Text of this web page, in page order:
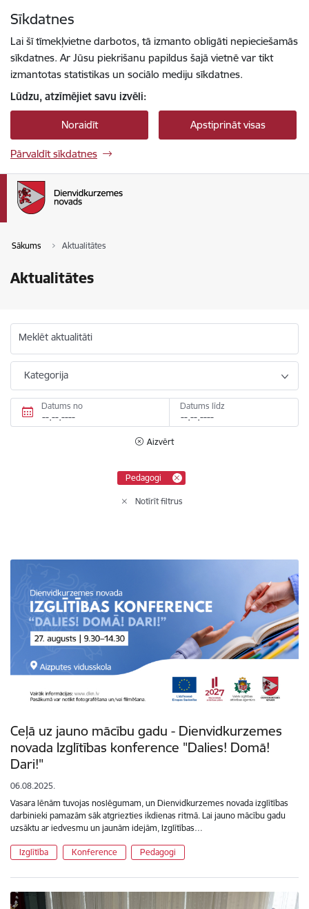
Sīkdatnes
Lai šī tīmekļvietne darbotos, tā izmanto obligāti nepieciešamās
sīkdatnes. Ar Jūsu piekrišanu papildus šajā vietnē var tikt
izmantotas statistikas un sociālo mediju sīkdatnes.
Lūdzu, atzīmējiet savu izvēli:
Noraidīt Apstiprināt visas
Pārvaldīt sīkdatnes
Sākums Aktualitātes
Aktualitātes
Meklēt aktualitāti
Kategorija
Datums no Datums līdz
Aizvērt
Pedagogi
Notīrīt filtrus
Ceļā uz jauno mācību gadu - Dienvidkurzemes
novada Izglītības konference "Dalies! Domā!
Dari!"
06.08.2025.
Vasara lēnām tuvojas noslēgumam, un Dienvidkurzemes novada izglītības
darbinieki pamazām sāk atgriezties ikdienas ritmā. Lai jauno mācību gadu
uzsāktu ar iedvesmu un jaunām idejām, Izglītības…
Izglītība Konference Pedagogi